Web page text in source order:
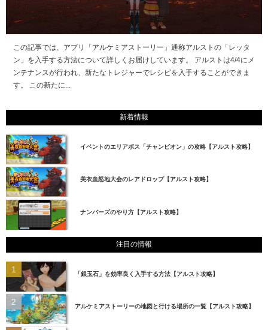
この記事では、アプリ「アルケミアストーリー」通称アルストの「レッタ
ン」を入手する方法について詳しくお届けしています。 アルストは4/4にメ
ンテナンスが行われ、新たなトレジャーでレシピを入手することができま
す。 この新たに...
新着情報
イベントのエリアボス「チャンピオン」の攻略【アルスト攻略】
美衣血怒地大会のレアドロップ【アルスト攻略】
ナンバーズのやり方【アルスト攻略】
注目の情報
「銀玉石」を効率良く入手する方法【アルスト攻略】
アルケミアストーリーの地図と行ける場所の一覧【アルスト攻略】